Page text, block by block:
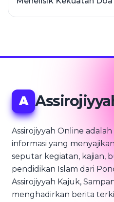
A
Assirojiyyah Online
informasi yang
seputar kegiatan, kajian,
pendidikan Islam dari
Assirojiyyah Kajuk,
menghadirkan berita